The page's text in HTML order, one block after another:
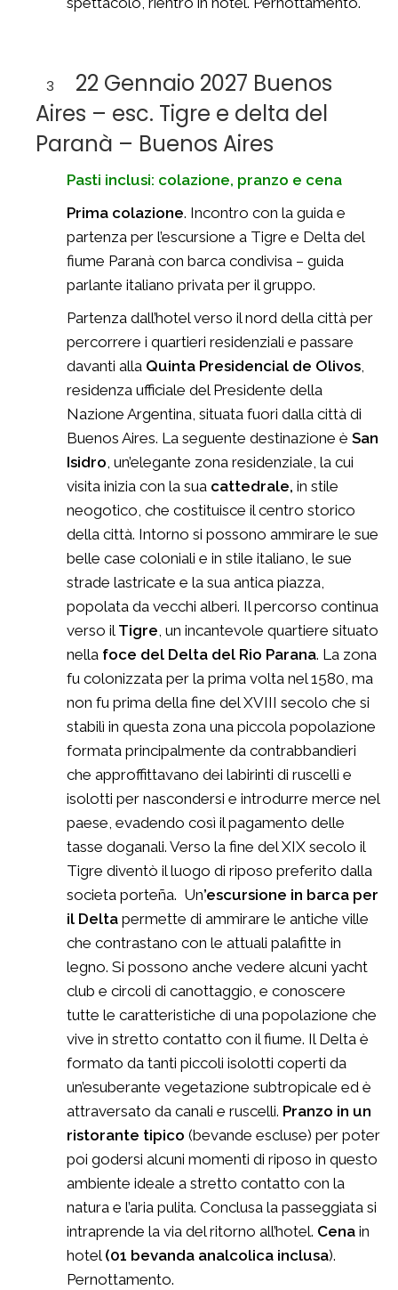
3
22 Gennaio 2027 Buenos
Aires – esc. Tigre e delta del
Paranà – Buenos Aires
Pasti inclusi: colazione, pranzo e cena
Prima colazione. Incontro con la guida e
partenza per l’escursione a Tigre e Delta del
fiume Paranà con barca condivisa – guida
parlante italiano privata per il gruppo.
Partenza dall’hotel verso il nord della città per
percorrere i quartieri residenziali e passare
davanti alla Quinta Presidencial de Olivos,
residenza ufficiale del Presidente della
Nazione Argentina, situata fuori dalla città di
Buenos Aires. La seguente destinazione è San
Isidro, un’elegante zona residenziale, la cui
visita inizia con la sua cattedrale, in stile
neogotico, che costituisce il centro storico
della città. Intorno si possono ammirare le sue
belle case coloniali e in stile italiano, le sue
strade lastricate e la sua antica piazza,
popolata da vecchi alberi. Il percorso continua
verso il Tigre, un incantevole quartiere situato
nella foce del Delta del Rio Parana. La zona
fu colonizzata per la prima volta nel 1580, ma
non fu prima della fine del XVIII secolo che si
stabilì in questa zona una piccola popolazione
formata principalmente da contrabbandieri
che approffittavano dei labirinti di ruscelli e
isolotti per nascondersi e introdurre merce nel
paese, evadendo così il pagamento delle
tasse doganali. Verso la fine del XIX secolo il
Tigre diventò il luogo di riposo preferito dalla
societa porteña. Un’escursione in barca per
il Delta permette di ammirare le antiche ville
che contrastano con le attuali palafitte in
legno. Si possono anche vedere alcuni yacht
club e circoli di canottaggio, e conoscere
tutte le caratteristiche di una popolazione che
vive in stretto contatto con il fiume. Il Delta è
formato da tanti piccoli isolotti coperti da
un’esuberante vegetazione subtropicale ed è
attraversato da canali e ruscelli. Pranzo in un
ristorante tipico (bevande escluse) per poter
poi godersi alcuni momenti di riposo in questo
ambiente ideale a stretto contatto con la
natura e l’aria pulita. Conclusa la passeggiata si
intraprende la via del ritorno all’hotel. Cena in
hotel (01 bevanda analcolica inclusa).
Pernottamento.